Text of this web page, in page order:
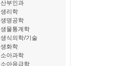
산부인과
생리학
생명공학
생물통계학
생식의학/기술
생화학
소아과학
소아응급학